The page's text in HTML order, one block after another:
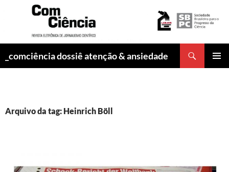
_comciência dossiê atenção & ansiedade
Arquivo da tag: Heinrich Böll